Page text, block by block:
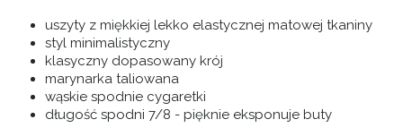
uszyty z miękkiej lekko elastycznej matowej tkaniny
styl minimalistyczny
klasyczny dopasowany krój
marynarka taliowana
wąskie spodnie cygaretki
długość spodni 7/8 - pięknie eksponuje buty